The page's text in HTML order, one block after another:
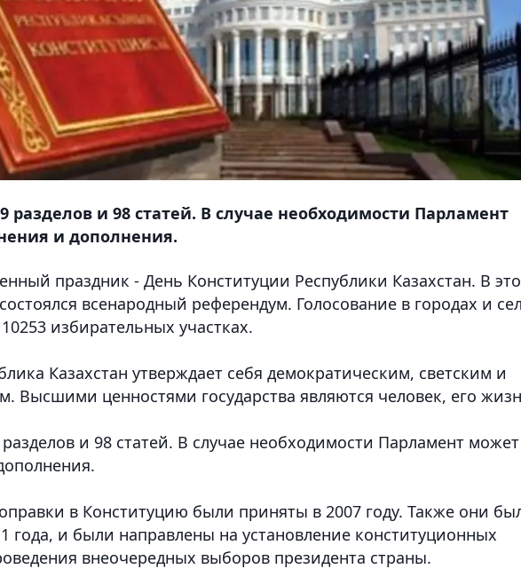
разделов и 98 статей. В случае необходимости Парламент
и дополнения.
праздник - День Конституции Республики Казахстан. В
всенародный референдум. Голосование в городах и
избирательных участках.
Казахстан утверждает себя демократическим, светским и
Высшими ценностями государства являются человек, его
и 98 статей. В случае необходимости Парламент может
в Конституцию были приняты в 2007 году. Также они
года, и были направлены на установление конституционных
внеочередных выборов президента страны.